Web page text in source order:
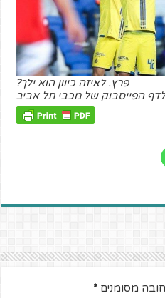
פרץ. לאיזה כיוון הוא ילך?
הפייסבוק של מכבי תל אביב
מסומנים*